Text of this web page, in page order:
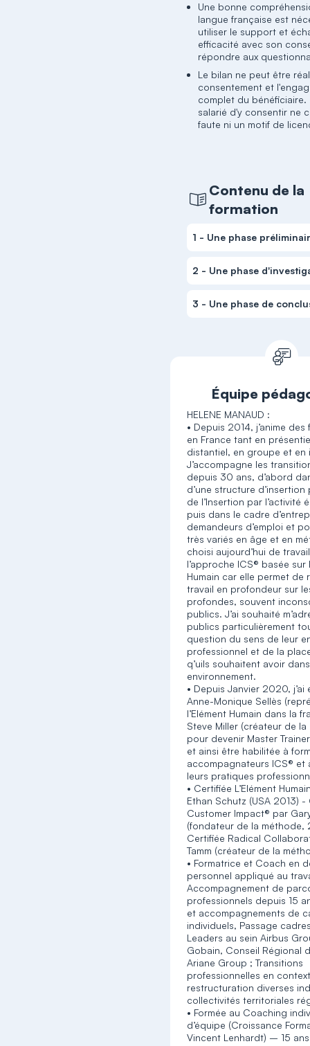
Une bonne
langue française est
utiliser le support et
efficacité avec son
répondre aux
Le bilan ne peut être
consentement et
complet du bénéficiaire.
salarié d'y consentir ne
faute ni un motif de
Contenu de la
formation
1 - Une phase
2 - Une phase
3 - Une phase de
Équipe
HELENE MANAUD :
• Depuis 2014, j’anime
en France tant en
distantiel, en groupe et en
J’accompagne les
depuis 30 ans, d’abord
d’une structure
de l’Insertion par l’activité
puis dans le cadre
demandeurs d’emploi et
très variés en âge et en
choisi aujourd’hui de
l’approche ICS® basée sur
Humain car elle permet de
travail en profondeur sur
profondes, souvent
publics. J’ai souhaité
publics particulièrement
question du sens de leur
professionnel et de la
q’uils souhaitent avoir
environnement.
• Depuis Janvier 2020,
Anne-Monique Sellès
l’Elément Humain dans la
Steve Miller (créateur de
pour devenir Master
et ainsi être habilitée à
accompagnateurs ICS® et
leurs pratiques
• Certifiée L’Elément
Ethan Schutz (USA 2013) -
Customer Impact® par
(fondateur de la méthode,
Certifiée Radical
Tamm (créateur de la
• Formatrice et Coach en
personnel appliqué au
Accompagnement de
professionnels depuis 15
et accompagnements de
individuels, Passage
Leaders au sein Airbus
Gobain, Conseil Régional
Ariane Group ; Transitions
professionnelles en
restructuration diverses
collectivités territoriales
• Formée au Coaching
d’équipe (Croissance
Vincent Lenhardt) – 15